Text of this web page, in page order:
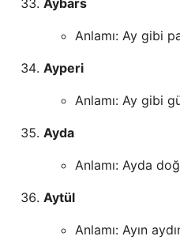
Aybars
Anlamı: Ay gibi
Ayperi
Anlamı: Ay gibi
Ayda
Anlamı: Ayda
Aytül
Anlamı: Ayın